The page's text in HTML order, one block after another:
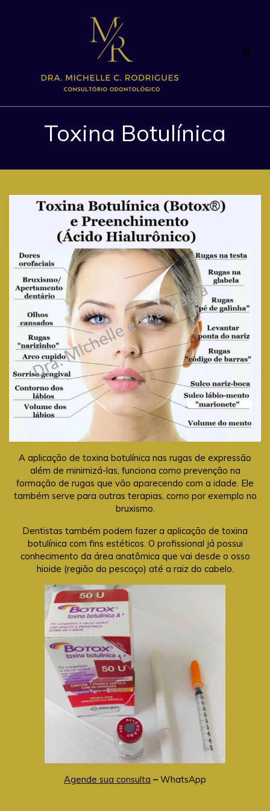
Toxina Botulínica
A aplicação de toxina botulínica nas rugas de expressão
além de minimizá-las, funciona como prevenção na
formação de rugas que vão aparecendo com a idade. Ele
também serve para outras terapias, como por exemplo no
bruxismo.
Dentistas também podem fazer a aplicação de toxina
botulínica com fins estéticos. O profissional já possui
conhecimento da área anatômica que vai desde o osso
hioide (região do pescoço) até a raiz do cabelo.
Agende sua consulta – WhatsApp